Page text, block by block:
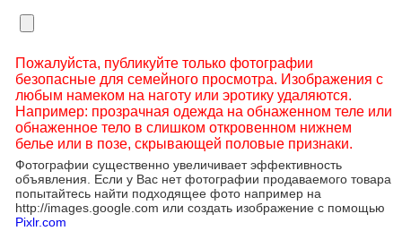
Пожалуйста, публикуйте только фотографии
безопасные для семейного просмотра. Изображения с
любым намеком на наготу или эротику удаляются.
Например: прозрачная одежда на обнаженном теле или
обнаженное тело в слишком откровенном нижнем
белье или в позе, скрывающей половые признаки.
Фотографии существенно увеличивает эффективность
объявления. Если у Вас нет фотографии продаваемого товара
попытайтесь найти подходящее фото например на
http://images.google.com или создать изображение с помощью
Pixlr.com